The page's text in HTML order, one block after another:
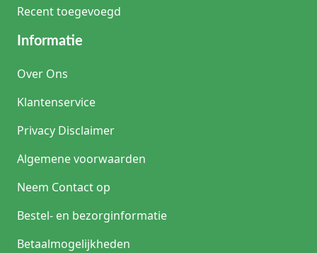
Recent toegevoegd
Informatie
Over Ons
Klantenservice
Privacy Disclaimer
Algemene voorwaarden
Neem Contact op
Bestel- en bezorginformatie
Betaalmogelijkheden